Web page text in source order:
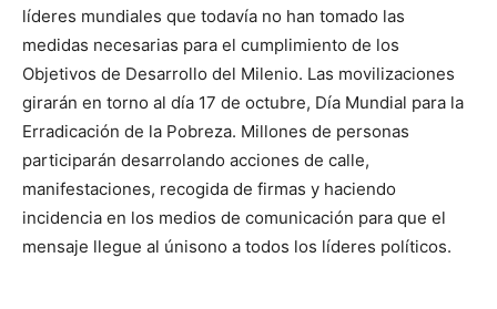
líderes mundiales que todavía no han tomado las
medidas necesarias para el cumplimiento de los
Objetivos de Desarrollo del Milenio. Las movilizaciones
girarán en torno al día 17 de octubre, Día Mundial para la
Erradicación de la Pobreza. Millones de personas
participarán desarrolando acciones de calle,
manifestaciones, recogida de firmas y haciendo
incidencia en los medios de comunicación para que el
mensaje llegue al únisono a todos los líderes políticos.